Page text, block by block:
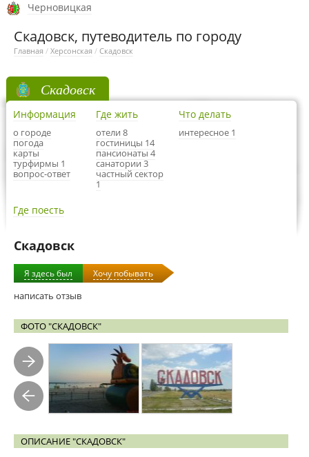
Черновицкая
Скадовск, путеводитель по городу
Главная / Херсонская / Скадовск
Скадовск
Информация
о городе
погода
карты
турфирмы 1
вопрос-ответ
Где жить
отели 8
гостиницы 14
пансионаты 4
санатории 3
частный сектор
1
Что делать
интересное 1
Где поесть
Скадовск
Я здесь был Хочу побывать
написать отзыв
ФОТО "СКАДОВСК"
ОПИСАНИЕ "СКАДОВСК"